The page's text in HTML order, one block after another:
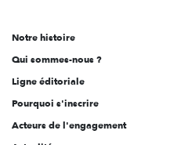
l'engagement
Notre histoire
Qui sommes-nous ?
Ligne éditoriale
Pourquoi s'inscrire
Acteurs de l'engagement